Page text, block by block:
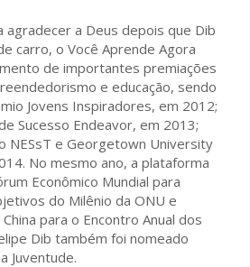
agradecer a Deus depois que Dib
carro, o Você Aprende Agora
de importantes premiações
e educação, sendo
Jovens Inspiradores, em 2012;
Sucesso Endeavor, em 2013;
NESsT e Georgetown University
No mesmo ano, a plataforma
Econômico Mundial para
do Milênio da ONU e
para o Encontro Anual dos
Dib também foi nomeado
Juventude.